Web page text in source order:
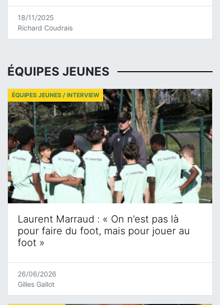
18/11/2025
Richard Coudrais
ÉQUIPES JEUNES
Laurent Marraud : « On n’est pas là
pour faire du foot, mais pour jouer au
foot »
ÉQUIPES JEUNES / INTERVIEW
26/06/2026
Gilles Gallot